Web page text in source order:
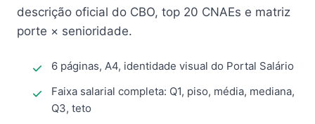
descrição oficial do CBO, top 20 CNAEs e matriz
porte × senioridade.
6 páginas, A4, identidade visual do Portal Salário
Faixa salarial completa: Q1, piso, média, mediana,
Q3, teto